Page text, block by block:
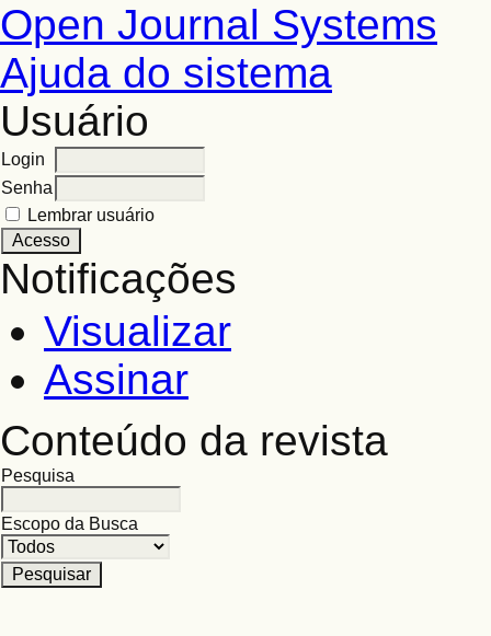
Open Journal Systems
Ajuda do sistema
Usuário
Login
Senha
Lembrar usuário
Notificações
Visualizar
Assinar
Conteúdo da revista
Pesquisa
Escopo da Busca